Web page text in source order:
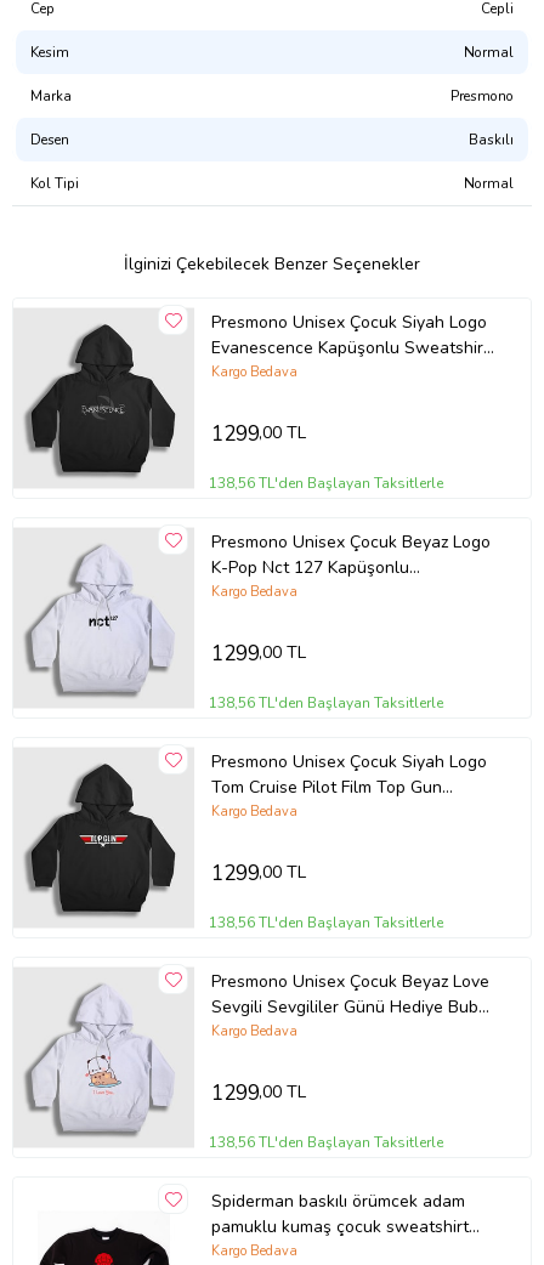
sertifikalı, CPSIA uyumlu, GOTS onaylı, Su Bazlı Pigment Boya)
Tasarımı Şu Ürünlerde Satın Alabilirsiniz:
Erkek Tişört
Çocuk Tişört
Kapşonsuz Sweatshirt
kcm82073243
Cep Cepli
Kesim Normal
Marka Presmono
Desen Baskılı
Kol Tipi Normal
İlginizi Çekebilecek Benzer Seçenekler
Presmono Unisex Çocuk Siyah Logo
Evanescence Kapüşonlu Sweatshirt
146257tt
Kargo Bedava
1299,00 TL
138,56 TL'den Başlayan Taksitlerle
Presmono Unisex Çocuk Beyaz Logo
K-Pop Nct 127 Kapüşonlu
Sweatshirt 275681tt (Beyaz)
Kargo Bedava
1299,00 TL
138,56 TL'den Başlayan Taksitlerle
Presmono Unisex Çocuk Siyah Logo
Tom Cruise Pilot Film Top Gun
Kapüşonlu Sweatshirt 460157tt
Kargo Bedava
1299,00 TL
138,56 TL'den Başlayan Taksitlerle
Presmono Unisex Çocuk Beyaz Love
Sevgili Sevgililer Günü Hediye Bubu
Dudu Kapüşonlu Sweatshirt
Kargo Bedava
1299,00 TL
138,56 TL'den Başlayan Taksitlerle
Spiderman baskılı örümcek adam
pamuklu kumaş çocuk sweatshirt
(Siyah)
Kargo Bedava